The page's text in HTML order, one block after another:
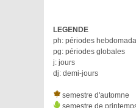
LEGENDE
ph: périodes
pg: périodes globales
j: jours
dj: demi-jours
semestre d'automne
semestre de